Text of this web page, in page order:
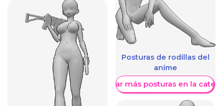
Posturas de rodillas del
anime
Mostrar más posturas en la